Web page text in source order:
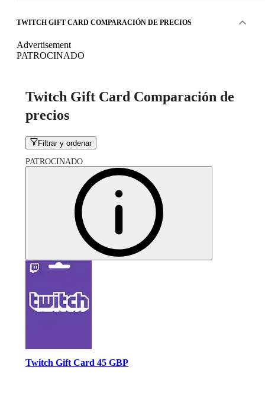
TWITCH GIFT CARD COMPARACIÓN DE PRECIOS
Advertisement
PATROCINADO
Twitch Gift Card Comparación de
precios
Filtrar y ordenar
PATROCINADO
Twitch Gift Card 45 GBP